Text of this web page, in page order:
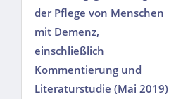
der Pflege von Menschen
mit Demenz,
einschließlich
Kommentierung und
Literaturstudie (Mai 2019)